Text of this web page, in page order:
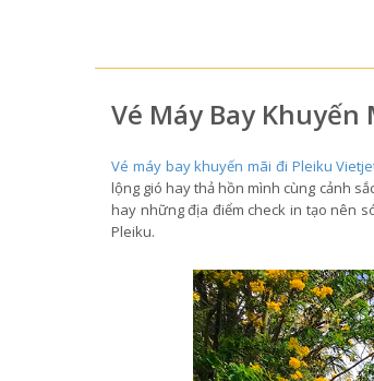
Vé Máy Bay
Vé máy bay khuyến mãi đi Pleiku
lộng gió hay thả hồn mình cùng cảnh
hay những địa điểm check in tạo nên
Pleiku.